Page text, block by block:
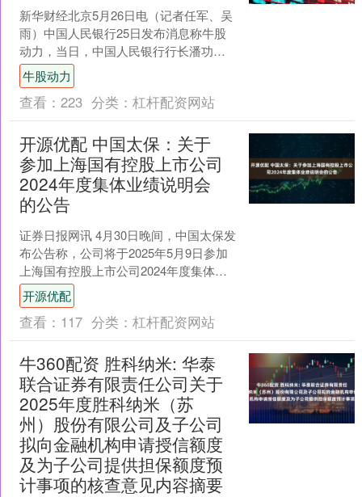
新华财经北京5月26日电（记者任军、吴
雨）中国人民银行25日发布消息称牛股
动力，当日，中国人民银行行长潘功胜
与印度尼西亚银行行长佩里·瓦吉约签署
了《中国人民银行....
牛股动力
查看： 223 分类： 杠杆配资网站
开源优配 中国太保：关于
参加上海国有控股上市公司
2024年度集体业绩说明会
的公告
证券日报网讯 4月30日晚间，中国太保发
布公告称，公司将于2025年5月9日参加
上海国有控股上市公司2024年度集体业
绩说明会。....
开源优配
查看： 117 分类： 杠杆配资网站
牛360配资 胜科纳米: 华泰
联合证券有限责任公司关于
2025年度胜科纳米（苏
州）股份有限公司及子公司
拟向金融机构申请授信额度
及为子公司提供担保额度预
计事项的核查意见内容摘要